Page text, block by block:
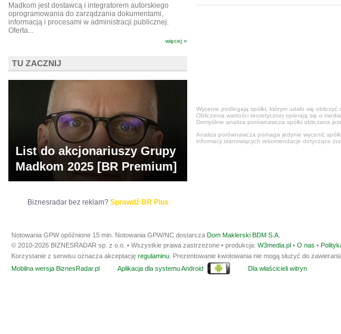
Wycenie podlegają spółki, którym udało się
Obliczenia wartości teoretycznej opierają się o
Domyślnie analiza porównawcza spółki obliczana
Analiza porównawcza pomaga jedynie wycenić
informacji stanowiących rekomendacje dotyczące
Madkom jest dostawcą i integratorem autorskiego
oprogramowania do zarządzania dokumentami,
informacją i procesami w administracji publicznej.
Oferta...
więcej »
TU ZACZNIJ
List do akcjonariuszy Grupy
Madkom 2025 [BR Premium]
Biznesradar bez reklam? Sprawdź BR Plus
Notowania GPW opóźnione 15 min. Notowania GPW/NC dostarcza Dom Maklerski BDM S.A.
© 2010-2026 BIZNESRADAR sp. z o.o. • Wszystkie prawa zastrzeżone • produkcja: W3media.pl • O nas •
Korzystanie z serwisu oznacza akceptację regulaminu . Prezentowanie kwotowania nie mogą służyć do
Mobilna wersja BiznesRadar.pl
Aplikacja dla systemu Android Dla właścicieli witryn